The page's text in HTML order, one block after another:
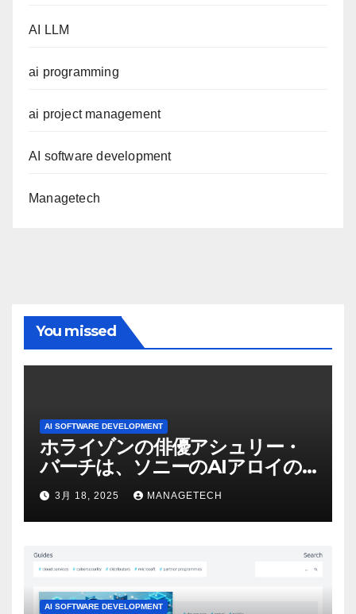
AI LLM
ai programming
ai project management
AI software development
Managetech
You missed
AI SOFTWARE DEVELOPMENT
ホライゾンの俳優アシュリー・
バーチは、ソニーのAIアロイの
ビデオを見て「ゲームパフォー
マンスという芸術形式に不安を
感じた」と語る – IGN
3月 18, 2025 MANAGETECH
AI SOFTWARE DEVELOPMENT